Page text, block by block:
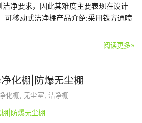
净要求，因此其难度主要表现在设计
可移动式洁净棚产品介绍:采用铁方通喷
阅读更多»
化棚|防爆无尘棚
净化棚, 无尘室, 洁净棚